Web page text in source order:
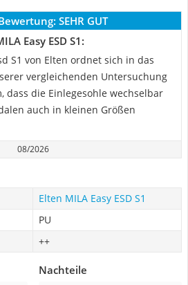
SEHR GUT
Easy ESD S1:
S1 von Elten ordnet sich in das
vergleichenden Untersuchung
dass die Einlegesohle wechselbar
auch in kleinen Größen
08/2026
Elten MILA Easy ESD S1
PU
++
Nachteile